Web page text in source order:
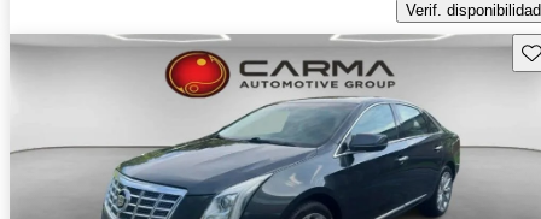
Verif. disponibilidad